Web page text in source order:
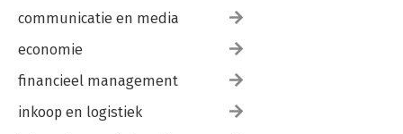
communicatie en media
economie
financieel management
inkoop en logistiek